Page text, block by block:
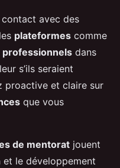
contact avec des
plateformes comme
professionnels dans
s’ils seraient
proactive et claire sur
que vous
de mentorat jouent
et le développement